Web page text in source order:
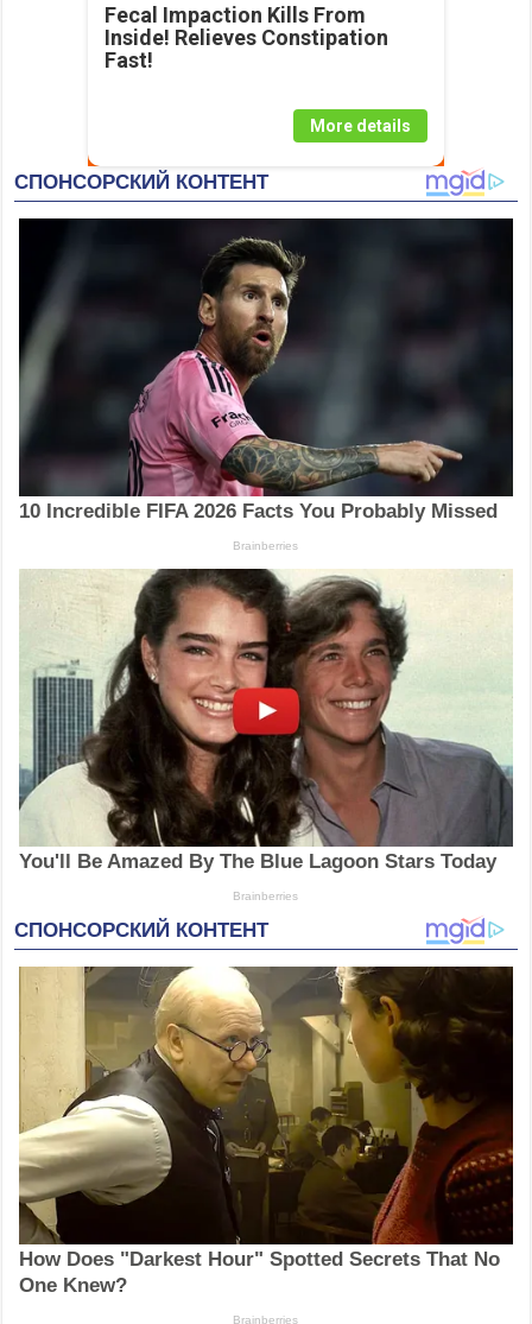
Fecal Impaction Kills From
Inside! Relieves Constipation
Fast!
More details